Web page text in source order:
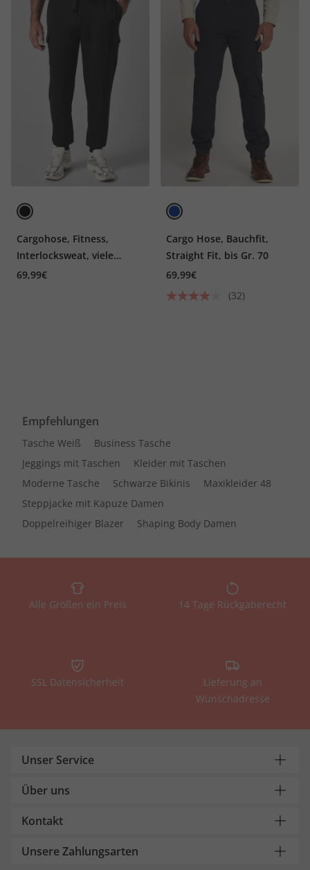
Cargohose, Fitness,
Interlocksweat, viele
Taschen, Elastikbund, bis
69,99€
Cargo Hose, Bauchfit,
Straight Fit, bis Gr. 70
69,99€
(32)
Empfehlungen
Tasche Weiß
Business Tasche
Jeggings mit Taschen
Kleider mit Taschen
Moderne Tasche
Schwarze Bikinis
Maxikleider 48
Steppjacke mit Kapuze Damen
Doppelreihiger Blazer
Shaping Body Damen
Alle Größen ein Preis 14 Tage Rückgaberecht
SSL Datensicherheit
Lieferung an
Wunschadresse
Unser Service
Über uns
Kontakt
Unsere Zahlungsarten